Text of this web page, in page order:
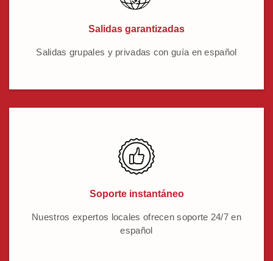
Salidas garantizadas
Salidas grupales y privadas con guía en español
Soporte instantáneo
Nuestros expertos locales ofrecen soporte 24/7 en
español